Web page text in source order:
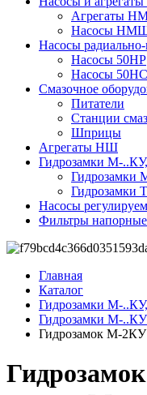
Агрегаты
Насосы
Насосы
Насосы 50НР
Насосы 50НС
Смазочное
Питатели
Станции
Шприцы
Агрегаты НШ
Гидрозамки М-
Гидрозамки
Гидрозамки
Насосы
Фильтры
Главная
Каталог
Гидрозамки М-
Гидрозамки М-..КУ
Гидрозамок М-2КУ